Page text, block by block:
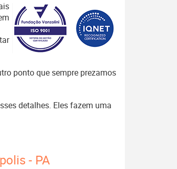
ponto que sempre prezamos
detalhes. Eles fazem uma
- PA